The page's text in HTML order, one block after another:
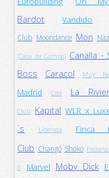
Bardot
Vandido
Club Moondance Mon
(Casa de Campo) Canalla -
Boss
Caracol Muy
Madrid
Cool La
Club Kapital WLR x
´s
Liberata Finca
Club Changó Shoko
0 Marvel Moby Dick